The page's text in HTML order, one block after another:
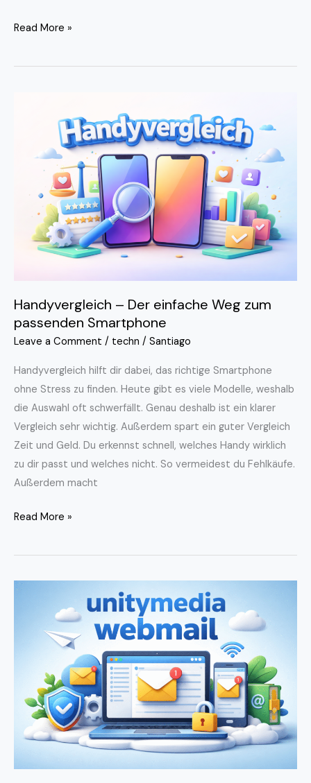
Read More »
Handyvergleich – Der einfache Weg zum
passenden Smartphone
Leave a Comment / techn / Santiago
Handyvergleich hilft dir dabei, das richtige Smartphone
ohne Stress zu finden. Heute gibt es viele Modelle, weshalb
die Auswahl oft schwerfällt. Genau deshalb ist ein klarer
Vergleich sehr wichtig. Außerdem spart ein guter Vergleich
Zeit und Geld. Du erkennst schnell, welches Handy wirklich
zu dir passt und welches nicht. So vermeidest du Fehlkäufe.
Außerdem macht
einfache
zum
passenden
Smartphone
Read More »
Unitymedia
Unitymedia
Login,
Unitymedia
Webmail
und